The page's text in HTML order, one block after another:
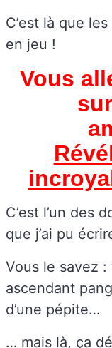
C’est là que
en jeu !
Vous
C’est l’un des
que j’ai pu
Vous le savez
ascendant
d’une pépite…
… mais là, ça